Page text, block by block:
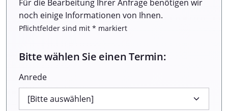
Für die Bearbeitung Ihrer Anfrage benötigen wir
noch einige Informationen von Ihnen.
Pflichtfelder sind mit * markiert
Bitte wählen Sie einen Termin:
Anrede